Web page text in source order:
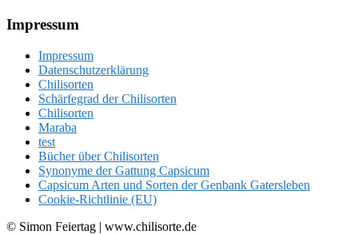
Footer
Impressum
Impressum
Datenschutzerklärung
Chilisorten
Schärfegrad der Chilisorten
Chilisorten
Maraba
test
Bücher über Chilisorten
Synonyme der Gattung Capsicum
Capsicum Arten und Sorten der Genbank Gatersleben
Cookie-Richtlinie (EU)
© Simon Feiertag | www.chilisorte.de